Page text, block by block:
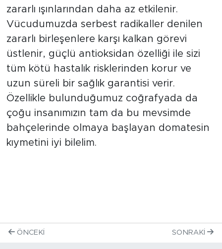
zararlı ışınlarından daha az etkilenir.
Vücudumuzda serbest radikaller denilen
zararlı birleşenlere karşı kalkan görevi
üstlenir, güçlü antioksidan özelliği ile sizi
tüm kötü hastalık risklerinden korur ve
uzun süreli bir sağlık garantisi verir.
Özellikle bulunduğumuz coğrafyada da
çoğu insanımızın tam da bu mevsimde
bahçelerinde olmaya başlayan domatesin
kıymetini iyi bilelim.
ÖNCEKI SONRAKI